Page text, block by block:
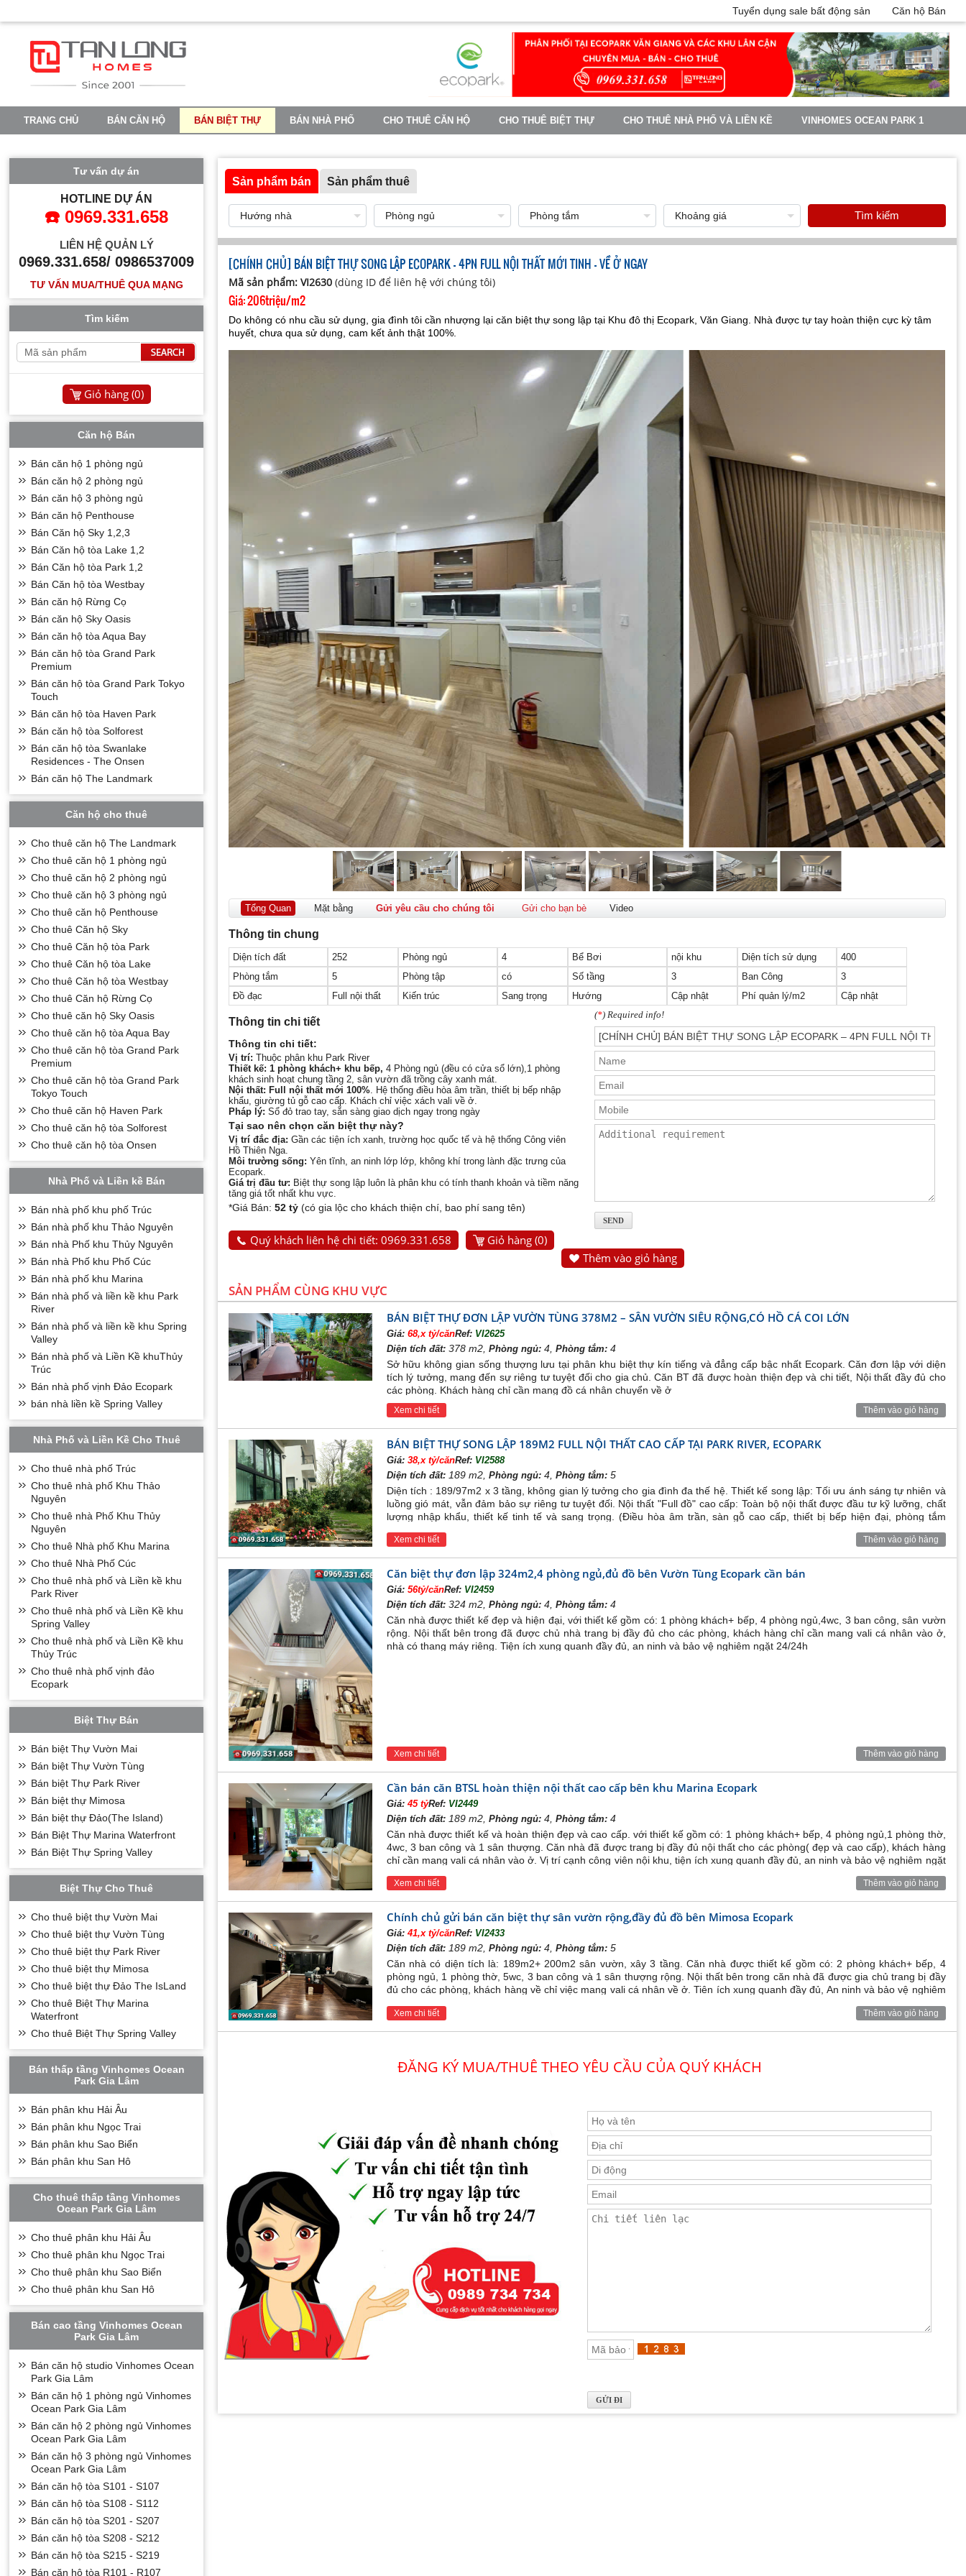
Tuyển dụng sale bất động sản Căn hộ Bán
TRANG CHỦ BÁN CĂN HỘ BÁN BIỆT THỰ BÁN NHÀ PHỐ CHO THUÊ CĂN HỘ CHO THUÊ BIỆT THỰ CHO THUÊ NHÀ PHỐ VÀ LIỀN KỀ VINHOMES OCEAN PARK 1
Sản phẩm bán Sản phẩm thuê
Tìm kiếm
[CHÍNH CHỦ] BÁN BIỆT THỰ SONG LẬP ECOPARK – 4PN FULL NỘI THẤT MỚI TINH – VỀ Ở NGAY
Mã sản phẩm: VI2630(dùng ID để liên hệ với chúng tôi)
Giá:206triệu/m2
Do không có nhu cầu sử dụng, gia đình tôi cần nhượng lại căn biệt thự song lập tại Khu đô thị Ecopark, Văn Giang. Nhà được tự tay hoàn thiện cực kỳ tâm
huyết, chưa qua sử dụng, cam kết ảnh thật 100%.
Tổng Quan Mặt bằng Gửi yêu cầu cho chúng tôi Gửi cho bạn bè Video
Thông tin chung
Diện tích đất 252 Phòng ngủ 4 Bể Bơi nội khu Diện tích sử dụng
400
Phòng tắm
5 Phòng tập có Số tầng 3 Ban Công
3
Đồ đạc
Full nội thất Kiến trúc Sang trọng Hướng Cập nhật Phí quản lý/m2 Cập nhật
Thông tin chi tiết
Thông tin chi tiết:
Vị trí: Thuộc phân khu Park River
Thiết kế: 1 phòng khách+ khu bếp, 4 Phòng ngủ (đều có cửa sổ lớn),1 phòng
khách sinh hoạt chung tầng 2, sân vườn đã trồng cây xanh mát.
Nội thất: Full nội thất mới 100% . Hệ thống điều hòa âm trần, thiết bị bếp nhập
khẩu, giường tủ gỗ cao cấp. Khách chỉ việc xách vali về ở.
Pháp lý: Sổ đỏ trao tay, sẵn sàng giao dịch ngay trong ngày
Tại sao nên chọn căn biệt thự này?
Vị trí đắc địa: Gần các tiện ích xanh, trường học quốc tế và hệ thống Công viên
Hồ Thiên Nga.
Môi trường sống: Yên tĩnh, an ninh lớp lớp, không khí trong lành đặc trưng của
Ecopark.
Giá trị đầu tư: Biệt thự song lập luôn là phân khu có tính thanh khoản và tiềm năng
tăng giá tốt nhất khu vực.
*Giá Bán:52 tỷ(có gia lộc cho khách thiện chí, bao phí sang tên)
(*) Required info!
Quý khách liên hệ chi tiết: 0969.331.658 Giỏ hàng (0)
Thêm vào giỏ hàng
SẢN PHẨM CÙNG KHU VỰC
BÁN BIỆT THỰ ĐƠN LẬP VƯỜN TÙNG 378M2 – SÂN VƯỜN SIÊU RỘNG,CÓ HỒ CÁ COI LỚN
Giá: 68,x tỷ/cănRef: VI2625
Diện tích đất:378 m2, Phòng ngủ:4, Phòng tắm:4
Sở hữu không gian sống thượng lưu tại phân khu biệt thự kín tiếng và đẳng cấp bậc nhất Ecopark. Căn đơn lập với diện
tích lý tưởng, mang đến sự riêng tư tuyệt đối cho gia chủ. Căn BT đã được hoàn thiện đẹp và chi tiết, Nội thất đầy đủ cho
các phòng. Khách hàng chỉ cần mang đồ cá nhân chuyển về ở
Xem chi tiết Thêm vào giỏ hàng
BÁN BIỆT THỰ SONG LẬP 189M2 FULL NỘI THẤT CAO CẤP TẠI PARK RIVER, ECOPARK
Giá: 38,x tỷ/cănRef: VI2588
Diện tích đất:189 m2, Phòng ngủ:4, Phòng tắm:5
Diện tích : 189/97m2 x 3 tầng, không gian lý tưởng cho gia đình đa thế hệ. Thiết kế song lập: Tối ưu ánh sáng tự nhiên và
luồng gió mát, vẫn đảm bảo sự riêng tư tuyệt đối. Nội thất "Full đồ" cao cấp: Toàn bộ nội thất được đầu tư kỹ lưỡng, chất
lượng nhập khẩu, thiết kế tinh tế và sang trọng. (Điều hòa âm trần, sàn gỗ cao cấp, thiết bị bếp hiện đại, phòng tắm
an toàn và nhanh chóng. Kết nối thuận tiện: Dễ dàng di chuyển đến các tiện ích chung của KĐT Ecopark: Công viên Hồ
Thiên Nga, TTTM, khu phố ẩm thực, trường học quốc tế Edison, Greenfiled, bệnh viện
Xem chi tiết Thêm vào giỏ hàng
Căn biệt thự đơn lập 324m2,4 phòng ngủ,đủ đồ bên Vườn Tùng Ecopark cần bán
Giá: 56tỷ/cănRef: VI2459
Diện tích đất:324 m2, Phòng ngủ:4, Phòng tắm:4
Căn nhà được thiết kế đẹp và hiện đại, với thiết kế gồm có: 1 phòng khách+ bếp, 4 phòng ngủ,4wc, 3 ban công, sân vườn
rộng. Nội thất bên trong đã được chủ nhà trang bị đầy đủ cho các phòng, khách hàng chỉ cần mang vali cá nhân vào ở,
nhà có thang máy riêng. Tiện ích xung quanh đầy đủ, an ninh và bảo vệ nghiêm ngặt 24/24h
Xem chi tiết Thêm vào giỏ hàng
Cần bán căn BTSL hoàn thiện nội thất cao cấp bên khu Marina Ecopark
Giá: 45 tỷRef: VI2449
Diện tích đất:189 m2, Phòng ngủ:4, Phòng tắm:4
Căn nhà được thiết kế và hoàn thiện đẹp và cao cấp. với thiết kế gồm có: 1 phòng khách+ bếp, 4 phòng ngủ,1 phòng thờ,
4wc, 3 ban công và 1 sân thượng. Căn nhà đã được trang bị đầy đủ nội thất cho các phòng( đẹp và cao cấp), khách hàng
chỉ cần mang vali cá nhân vào ở. Vị trí cạnh công viên nội khu, tiện ích xung quanh đầy đủ, an ninh và bảo vệ nghiêm ngặt
Xem chi tiết Thêm vào giỏ hàng
Chính chủ gửi bán căn biệt thự sân vườn rộng,đầy đủ đồ bên Mimosa Ecopark
Giá: 41,x tỷ/cănRef: VI2433
Diện tích đất:189 m2, Phòng ngủ:4, Phòng tắm:5
Căn nhà có diện tích là: 189m2+ 200m2 sân vườn, xây 3 tầng. Căn nhà được thiết kế gồm có: 2 phòng khách+ bếp, 4
phòng ngủ, 1 phòng thờ, 5wc, 3 ban công và 1 sân thượng rộng. Nội thất bên trong căn nhà đã được gia chủ trang bị đầy
đủ cho các phòng, khách hàng về chỉ việc mang vali cá nhân về ở. Tiên ích xung quanh đầy đủ, An ninh và bảo vệ nghiêm
Xem chi tiết Thêm vào giỏ hàng
ĐĂNG KÝ MUA/THUÊ THEO YÊU CẦU CỦA QUÝ KHÁCH
Tư vấn dự án
HOTLINE DỰ ÁN
☎️ 0969.331.658
LIÊN HỆ QUẢN LÝ
0969.331.658/ 0986537009
TƯ VẤN MUA/THUÊ QUA MẠNG
Tìm kiếm
Giỏ hàng (0)
Căn hộ Bán
Bán căn hộ 1 phòng ngủ
Bán căn hộ 2 phòng ngủ
Bán căn hộ 3 phòng ngủ
Bán căn hộ Penthouse
Bán Căn hộ Sky 1,2,3
Bán Căn hộ tòa Lake 1,2
Bán Căn hộ tòa Park 1,2
Bán Căn hộ tòa Westbay
Bán căn hộ Rừng Cọ
Bán căn hộ Sky Oasis
Bán căn hộ tòa Aqua Bay
Bán căn hộ tòa Grand Park
Premium
Bán căn hộ tòa Grand Park Tokyo
Touch
Bán căn hộ tòa Haven Park
Bán căn hộ tòa Solforest
Bán căn hộ tòa Swanlake
Residences - The Onsen
Bán căn hộ The Landmark
Căn hộ cho thuê
Cho thuê căn hộ The Landmark
Cho thuê căn hộ 1 phòng ngủ
Cho thuê căn hộ 2 phòng ngủ
Cho thuê căn hộ 3 phòng ngủ
Cho thuê căn hộ Penthouse
Cho thuê Căn hộ Sky
Cho thuê Căn hộ tòa Park
Cho thuê Căn hộ tòa Lake
Cho thuê Căn hộ tòa Westbay
Cho thuê Căn hộ Rừng Cọ
Cho thuê căn hộ Sky Oasis
Cho thuê căn hộ tòa Aqua Bay
Cho thuê căn hộ tòa Grand Park
Premium
Cho thuê căn hộ tòa Grand Park
Tokyo Touch
Cho thuê căn hộ Haven Park
Cho thuê căn hộ tòa Solforest
Cho thuê căn hộ tòa Onsen
Nhà Phố và Liền kề Bán
Bán nhà phố khu phố Trúc
Bán nhà phố khu Thảo Nguyên
Bán nhà Phố khu Thủy Nguyên
Bán nhà Phố khu Phố Cúc
Bán nhà phố khu Marina
Bán nhà phố và liền kề khu Park
River
Bán nhà phố và liền kề khu Spring
Valley
Bán nhà phố và Liền Kề khuThủy
Trúc
Bán nhà phố vịnh Đảo Ecopark
bán nhà liền kề Spring Valley
Nhà Phố và Liền Kề Cho Thuê
Cho thuê nhà phố Trúc
Cho thuê nhà phố Khu Thảo
Nguyên
Cho thuê nhà Phố Khu Thủy
Nguyên
Cho thuê Nhà phố Khu Marina
Cho thuê Nhà Phố Cúc
Cho thuê nhà phố và Liền kề khu
Park River
Cho thuê nhà phố và Liền Kề khu
Spring Valley
Cho thuê nhà phố và Liền Kề khu
Thủy Trúc
Cho thuê nhà phố vịnh đảo
Ecopark
Biệt Thự Bán
Bán biệt Thự Vườn Mai
Bán biệt Thự Vườn Tùng
Bán biệt Thự Park River
Bán biệt thự Mimosa
Bán biệt thự Đảo(The Island)
Bán Biệt Thự Marina Waterfront
Bán Biệt Thự Spring Valley
Biệt Thự Cho Thuê
Cho thuê biệt thự Vườn Mai
Cho thuê biệt thự Vườn Tùng
Cho thuê biệt thự Park River
Cho thuê biệt thự Mimosa
Cho thuê biệt thự Đảo The IsLand
Cho thuê Biệt Thự Marina
Waterfront
Cho thuê Biệt Thự Spring Valley
Bán thấp tầng Vinhomes Ocean
Park Gia Lâm
Bán phân khu Hải Âu
Bán phân khu Ngọc Trai
Bán phân khu Sao Biển
Bán phân khu San Hô
Cho thuê thấp tầng Vinhomes
Ocean Park Gia Lâm
Cho thuê phân khu Hải Âu
Cho thuê phân khu Ngọc Trai
Cho thuê phân khu Sao Biển
Cho thuê phân khu San Hô
Bán cao tầng Vinhomes Ocean
Park Gia Lâm
Bán căn hộ studio Vinhomes Ocean
Park Gia Lâm
Bán căn hộ 1 phòng ngủ Vinhomes
Ocean Park Gia Lâm
Bán căn hộ 2 phòng ngủ Vinhomes
Ocean Park Gia Lâm
Bán căn hộ 3 phòng ngủ Vinhomes
Ocean Park Gia Lâm
Bán căn hộ tòa S101 - S107
Bán căn hộ tòa S108 - S112
Bán căn hộ tòa S201 - S207
Bán căn hộ tòa S208 - S212
Bán căn hộ tòa S215 - S219
Bán căn hộ tòa R101 - R107